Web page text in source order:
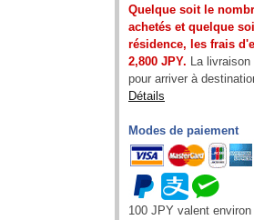
Quelque soit le
achetés et quelque
résidence, les frais
2,800 JPY. La
pour arriver à
Détails
Modes de paiement
100 JPY valent